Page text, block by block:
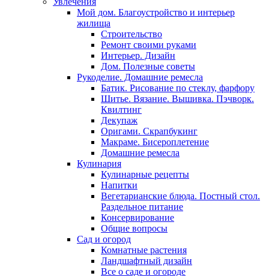
Мой дом. Благоустройство и интерьер
жилища
Строительство
Ремонт своими руками
Интерьер. Дизайн
Дом. Полезные советы
Рукоделие. Домашние ремесла
Батик. Рисование по стеклу, фарфору
Шитье. Вязание. Вышивка. Пэчворк.
Квилтинг
Декупаж
Оригами. Скрапбукинг
Макраме. Бисероплетение
Домашние ремесла
Кулинария
Кулинарные рецепты
Напитки
Вегетарианские блюда. Постный стол.
Раздельное питание
Консервирование
Общие вопросы
Сад и огород
Комнатные растения
Ландшафтный дизайн
Все о саде и огороде